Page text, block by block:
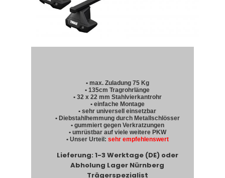
• max. Zuladung 75 Kg
• 135cm Tragrohrlänge
• 32 x 22 mm Stahlvierkantrohr
• einfache Montage
• sehr universell einsetzbar
• Diebstahlhemmung durch Metallschlösser
• gummiert gegen Verkratzungen
• umrüstbar auf viele weitere PKW
• Unser Urteil: sehr empfehlenswert
Lieferung: 1-3 Werktage (DE) oder
Abholung Lager Nürnberg
Trägerspezialist